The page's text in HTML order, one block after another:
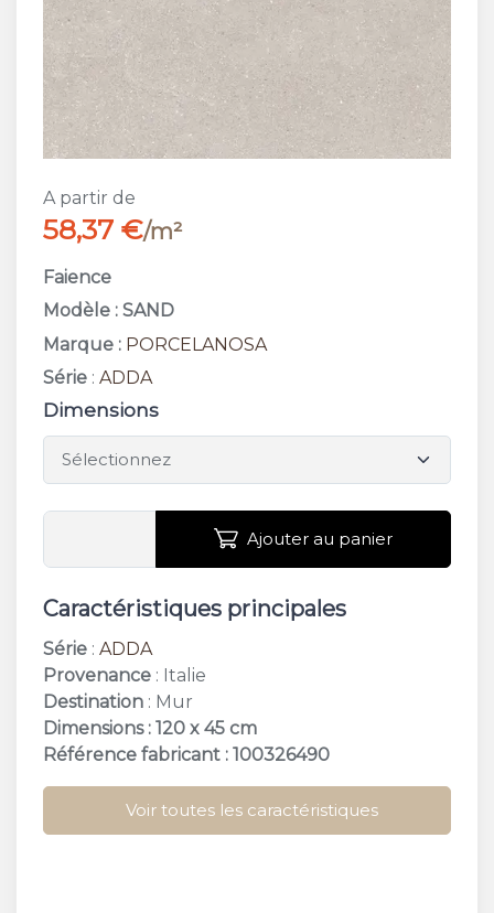
A partir de
58,37 €/m²
Faience
Modèle : SAND
Marque : PORCELANOSA
Série : ADDA
Dimensions
Ajouter au panier
Caractéristiques principales
Série : ADDA
Provenance : Italie
Destination : Mur
Dimensions : 120 x 45 cm
Référence fabricant : 100326490
Voir toutes les caractéristiques